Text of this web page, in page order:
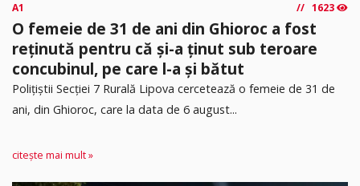
A1 1623
O femeie de 31 de ani din Ghioroc a fost
reținută pentru că și-a ținut sub teroare
concubinul, pe care l-a și bătut
​Polițiștii Secției 7 Rurală Lipova cercetează o femeie de 31 de
ani, din Ghioroc, care la data de 6 august...
citește mai mult »